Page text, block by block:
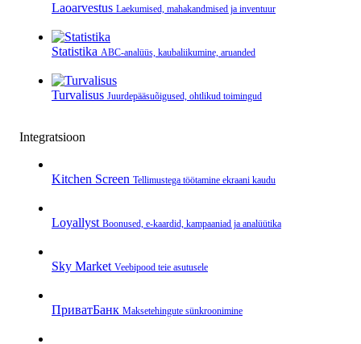
Laoarvestus Laekumised, mahakandmised ja inventuur
Statistika ABC-analüüs, kaubaliikumine, aruanded
Turvalisus Juurdepääsuõigused, ohtlikud toimingud
Integratsioon
Kitchen Screen Tellimustega töötamine ekraani kaudu
Loyallyst Boonused, e‑kaardid, kampaaniad ja analüütika
Sky Market Veebipood teie asutusele
ПриватБанк Makse­tehingute sünkroonimine